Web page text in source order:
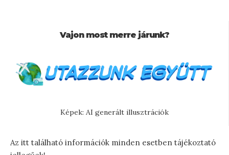
Vajon most merre járunk?
Képek: AI generált illusztrációk
Az itt található információk minden esetben tájékoztató